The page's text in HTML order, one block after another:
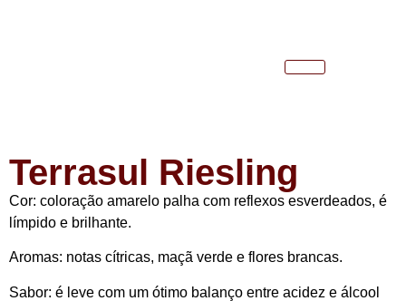
Terrasul Riesling
Cor: coloração amarelo palha com reflexos esverdeados, é
límpido e brilhante.
Aromas: notas cítricas, maçã verde e flores brancas.
Sabor: é leve com um ótimo balanço entre acidez e álcool